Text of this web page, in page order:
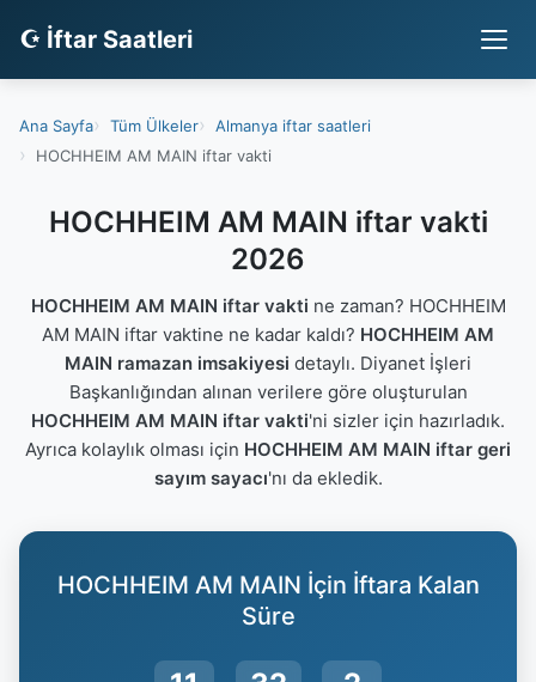
☪ İftar Saatleri
Ana Sayfa Tüm Ülkeler
Almanya iftar saatleri
HOCHHEIM AM MAIN iftar vakti
HOCHHEIM AM MAIN iftar vakti
2026
HOCHHEIM AM MAIN iftar vakti ne zaman? HOCHHEIM
AM MAIN iftar vaktine ne kadar kaldı? HOCHHEIM AM
MAIN ramazan imsakiyesi detaylı. Diyanet İşleri
Başkanlığından alınan verilere göre oluşturulan
HOCHHEIM AM MAIN iftar vakti'ni sizler için hazırladık.
Ayrıca kolaylık olması için HOCHHEIM AM MAIN iftar geri
sayım sayacı'nı da ekledik.
HOCHHEIM AM MAIN İçin İftara Kalan
Süre